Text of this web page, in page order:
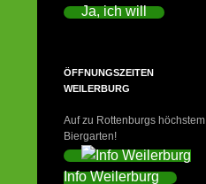
Ja, ich will
ÖFFNUNGSZEITEN
WEILERBURG
Auf zu Rottenburgs höchstem
Biergarten!
Info Weilerburg